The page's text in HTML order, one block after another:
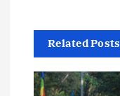
Related Posts